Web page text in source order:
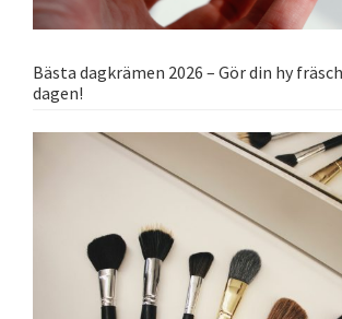
Bästa dagkrämen 2026 – Gör din hy
dagen!